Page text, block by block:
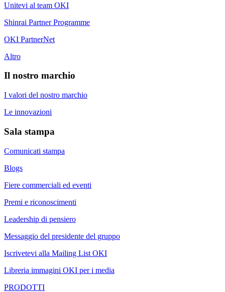
Unitevi al team OKI
Shinrai Partner Programme
OKI PartnerNet
Altro
Il nostro marchio
I valori del nostro marchio
Le innovazioni
Sala stampa
Comunicati stampa
Blogs
Fiere commerciali ed eventi
Premi e riconoscimenti
Leadership di pensiero
Messaggio del presidente del gruppo
Iscrivetevi alla Mailing List OKI
Libreria immagini OKI per i media
PRODOTTI